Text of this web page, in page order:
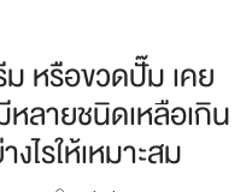
ม หรือขวดปั๊ม เคย
หลายชนิดเหลือเกิน
งไรให้เหมาะสม